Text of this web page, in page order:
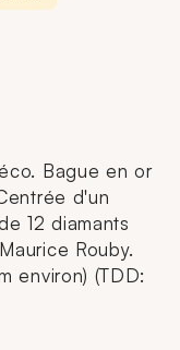
Bague en or
d'un
12 diamants
Rouby.
environ) (TDD: